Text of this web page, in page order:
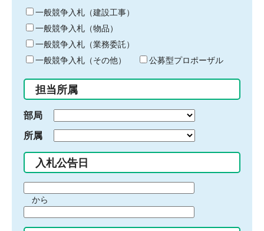
キ
ー
ワ
ー
ド
入
力
一般競争入札（建設工事）
一般競争入札（物品）
一般競争入札（業務委託）
一般競争入札（その他）
公募型プロポーザル
担当所属
部局
所属
入札公告日
間
始
から
間